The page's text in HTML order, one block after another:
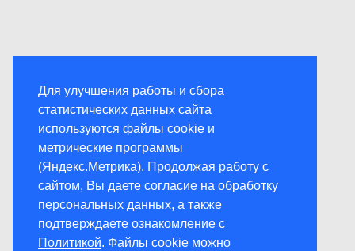
Для улучшения работы и сбора
статистических данных сайта
используются файлы cookie и
метрические программы
(Яндекс.Метрика). Продолжая работу с
сайтом, Вы даете согласие на обработку
персональных данных, а также
подтверждаете ознакомление с
Политикой. Файлы cookie можно